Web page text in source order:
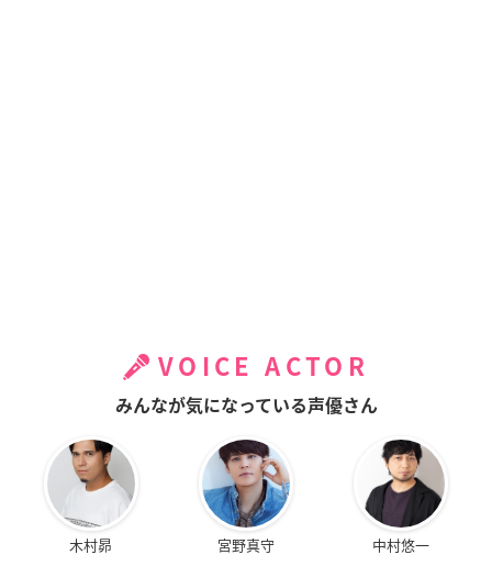
VOICE ACTOR
みんなが気になっている声優さん
木村昴 宮野真守 中村悠一